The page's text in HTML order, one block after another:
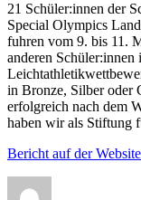
21 Schüler:innen der
Special Olympics
fuhren vom 9. bis 11.
anderen
in Bronze, Silber oder
erfolgreich nach dem
haben wir als Stiftung
Bericht auf der